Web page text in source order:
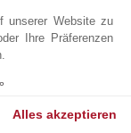
4 450 000 EUR
unserer Website zu
Ihre Präferenzen
Alles akzeptieren